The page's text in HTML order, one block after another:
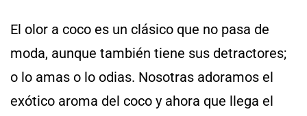
El olor a coco es un clásico que no pasa de
moda, aunque también tiene sus detractores;
o lo amas o lo odias. Nosotras adoramos el
exótico aroma del coco y ahora que llega el